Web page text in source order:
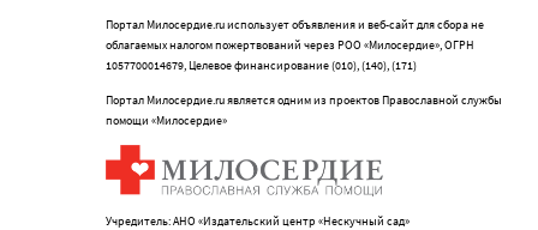
Портал Милосердие.ru использует объявления и веб-сайт для сбора не
облагаемых налогом пожертвований через РОО «Милосердие», ОГРН
1057700014679, Целевое финансирование (010), (140), (171)
Портал Милосердие.ru является одним из проектов Православной службы
помощи «Милосердие»
Учредитель: АНО «Издательский центр «Нескучный сад»